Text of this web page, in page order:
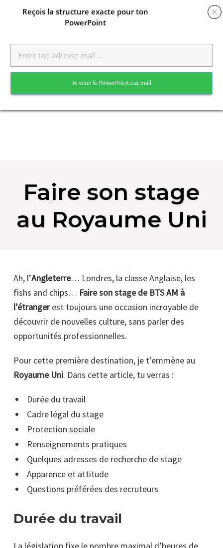
contentFaire son stage
au Royaume Uni
Ah, l’Angleterre… Londres, la classe Anglaise, les
fishs and chips… Faire son stage de BTS AM à
l’étrangerest toujours une occasion incroyable de
découvrir de nouvelles culture, sans parler des
opportunités professionnelles.
Pour cette première destination, je t’emmène au
Royaume Uni. Dans cette article, tu verras :
Durée du travail
Cadre légal du stage
Protection sociale
Renseignements pratiques
Quelques adresses de recherche de stage
Apparence et attitude
Questions préférées des recruteurs
Durée du travail
Reçois la structure exacte pour ton
PowerPoint
Je veux le PowerPoint par mail